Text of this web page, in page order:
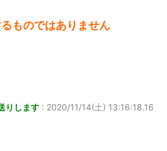
ものではありません
りします : 2020/11/14(土) 13:16:18.16